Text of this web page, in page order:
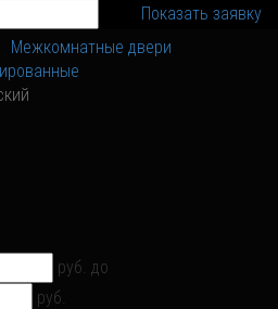
Показать заявку
Межкомнатные двери
руб. до
руб.